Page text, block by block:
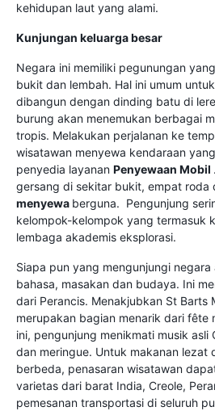
kehidupan laut yang alami.
Kunjungan keluarga besar
Negara ini memiliki pegunungan
bukit dan lembah. Hal ini umum
dibangun dengan dinding batu di
burung akan menemukan berbagai
tropis. Melakukan perjalanan ke
wisatawan menyewa kendaraan
penyedia layanan Penyewaan Mobil
gersang di sekitar bukit, empat roda
menyewa berguna. Pengunjung
kelompok-kelompok yang termasuk
lembaga akademis eksplorasi.
Siapa pun yang mengunjungi
bahasa, masakan dan budaya. Ini
dari Perancis. Menakjubkan St Barts
merupakan bagian menarik dari fête
ini, pengunjung menikmati musik asli
dan meringue. Untuk makanan lezat
berbeda, penasaran wisatawan
varietas dari barat India, Creole,
pemesanan transportasi di seluruh